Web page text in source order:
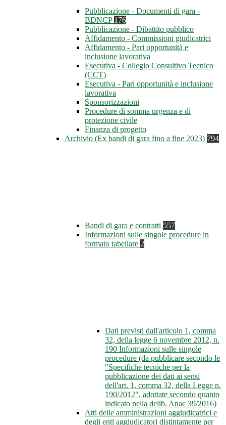
Pubblicazione - Documenti di gara -
BDNCP 176
Pubblicazione - Dibattito pubblico
Affidamento - Commissioni giudicatrici
Affidamento - Pari opportunità e
inclusione lavorativa
Esecutiva - Collegio Consultivo Tecnico
(CCT)
Esecutiva - Pari opportunità e inclusione
lavorativa
Sponsorizzazioni
Procedure di somma urgenza e di
protezione civile
Finanza di progetto
Archivio (Ex bandi di gara fino a fine 2023) 794
Bandi di gara e contratti 557
Informazioni sulle singole procedure in
formato tabellare 2
Dati previsti dall'articolo 1, comma
32, della legge 6 novembre 2012, n.
190 Informazioni sulle singole
procedure (da pubblicare secondo le
"Specifiche tecniche per la
pubblicazione dei dati ai sensi
dell'art. 1, comma 32, della Legge n.
190/2012", adottate secondo quanto
indicato nella delib. Anac 39/2016)
Atti delle amministrazioni aggiudicatrici e
degli enti aggiudicatori distintamente per